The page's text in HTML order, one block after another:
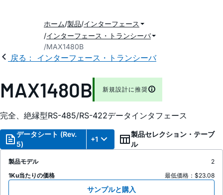
ホーム 製品 インターフェース
インターフェース・トランシーバ
MAX1480B
戻る： インターフェース・トランシーバ
MAX1480B 新規設計に推奨
完全、絶縁型RS-485/RS-422データインタフェース
データシート (Rev.
5)
+1
製品セレクション・テーブ
ル
製品モデル
2
1Ku当たりの価格
最低価格：$23.08
サンプルと購入